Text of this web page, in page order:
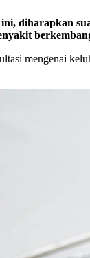
ini, diharapkan
mengenai